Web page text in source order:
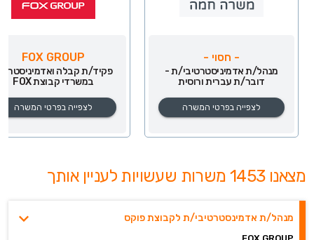
- חסוי -
מנהל/ת אדמיניסטרטיבי/ת -
דובר/ת עברית ורוסית
לצפייה בפרטי המשרה
FOX GROUP
פקיד/ת קבלה
במשרדי קבוצת FOX
לצפייה בפרטי המשרה
מצאנו 1453 משרות שעשויות לעניין אותך
מנהל/ת אדמינסטרטיבי/ת לקבוצת פוקס